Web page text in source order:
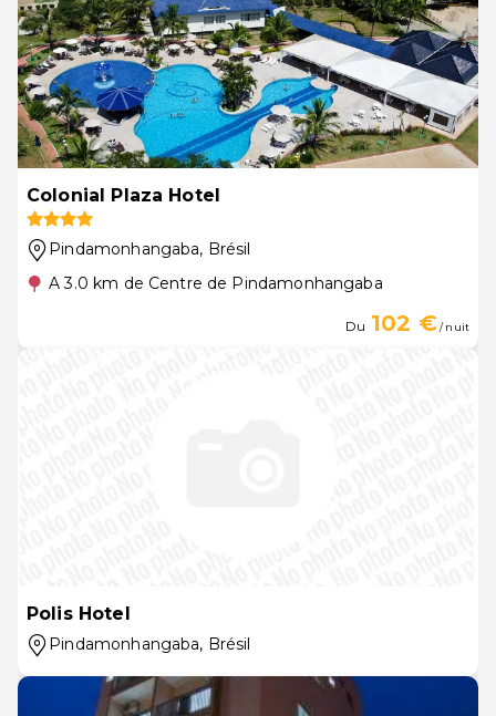
Colonial Plaza Hotel
Pindamonhangaba, Brésil
A 3.0 km de Centre de Pindamonhangaba
Du 102 €/ nuit
Polis Hotel
Pindamonhangaba, Brésil